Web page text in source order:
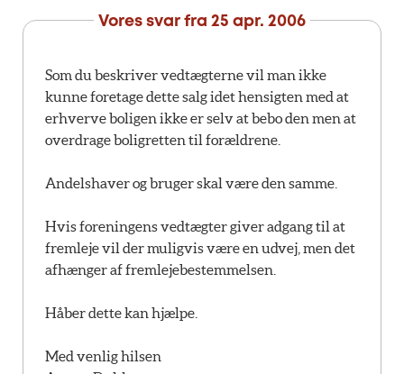
Vores svar fra 25 apr. 2006
Som du beskriver vedtægterne vil man ikke
kunne foretage dette salg idet hensigten med at
erhverve boligen ikke er selv at bebo den men at
overdrage boligretten til forældrene.
Andelshaver og bruger skal være den samme.
Hvis foreningens vedtægter giver adgang til at
fremleje vil der muligvis være en udvej, men det
afhænger af fremlejebestemmelsen.
Håber dette kan hjælpe.
Med venlig hilsen